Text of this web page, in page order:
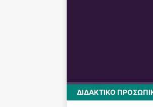
ΔΙΔΑΚΤΙΚΟ